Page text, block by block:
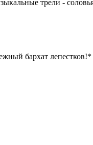
трели -
бархат лепестков!*